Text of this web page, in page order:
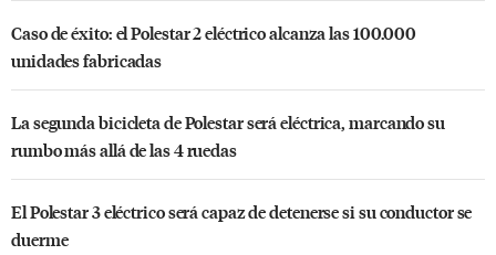
Caso de éxito: el Polestar 2 eléctrico alcanza las 100.000
unidades fabricadas
La segunda bicicleta de Polestar será eléctrica, marcando su
rumbo más allá de las 4 ruedas
El Polestar 3 eléctrico será capaz de detenerse si su conductor se
duerme